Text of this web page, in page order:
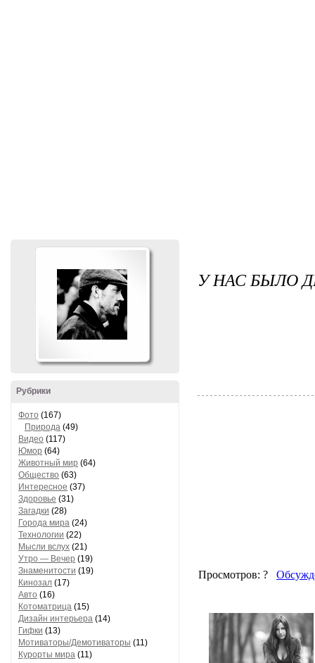
Рубрики
Фото (167)
Природа (49)
Видео (117)
Юмор (64)
Животный мир (64)
Общество (63)
Интересное (37)
Здоровье (31)
Загадки (28)
Города мира (24)
Технологии (22)
Мысли вслух (21)
Утро — Вечер (19)
Знаменитости (19)
Кинозал (17)
Авто (16)
Котоматрица (15)
Дизайн интерьера (14)
Гифки (13)
Мотиваторы/Демотиваторы (11)
Курорты мира (11)
У НАС БЫЛО